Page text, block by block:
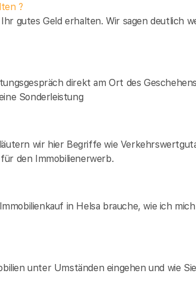
?
gutes Geld erhalten. Wir sagen deutlich
direkt am Ort des
Sonderleistung
wir hier Begriffe wie
den Immobilienerwerb.
in Helsa brauche, wie ich
unter Umständen eingehen und wie